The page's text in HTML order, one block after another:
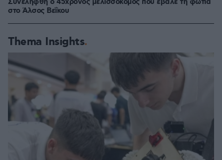
Συνελήφθη ο 45χρονος μελισσοκόμος που έβαλε τη φωτιά
στο Άλσος Βεΐκου
Thema Insights